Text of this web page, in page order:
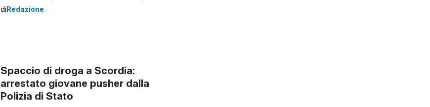
dalla Polizia di Stato di Enna insieme alla Sezione
diRedazione
Spaccio di droga a Scordia:
arrestato giovane pusher dalla
Polizia di Stato